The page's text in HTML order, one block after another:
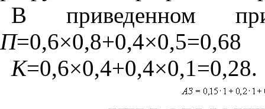
В приведенном
П=0,6×0,8+0,4×0,5=0,68
К=0,6×0,4+0,4×0,1=0,28.